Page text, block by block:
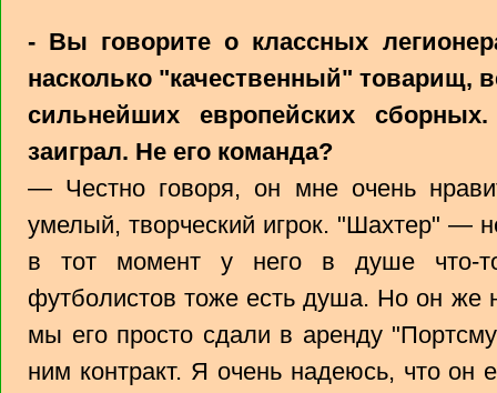
- Вы говорите о классных
насколько "качественный" товарищ,
сильнейших европейских
заиграл. Не его команда?
— Честно говоря, он мне очень
умелый, творческий игрок. "Шахтер" —
в тот момент у него в душе что-
футболистов тоже есть душа. Но он же
мы его просто сдали в аренду
ним контракт. Я очень надеюсь, что он